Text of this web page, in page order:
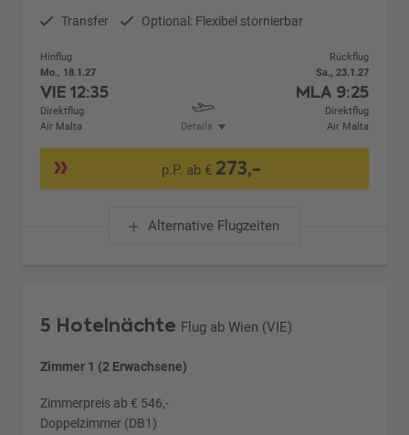
Transfer Optional: Flexibel stornierbar
Hinflug
Mo., 18.1.27
VIE12:35
Direktflug
Air Malta
Details
Rückflug
Sa., 23.1.27
MLA 9:25
Direktflug
Air Malta
p.P. ab € 273,-
Alternative Flugzeiten
5 Hotelnächte Flug ab Wien (VIE)
Zimmer 1 (2 Erwachsene)
Zimmerpreis ab € 546,-
Doppelzimmer (DB1)